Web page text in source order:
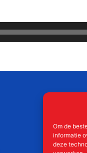
Om de
informatie
deze